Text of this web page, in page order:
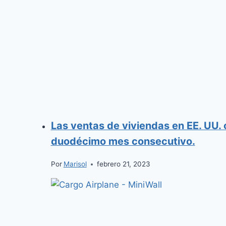
Las ventas de viviendas en EE. UU.
duodécimo mes consecutivo.
Por Marisol febrero 21, 2023